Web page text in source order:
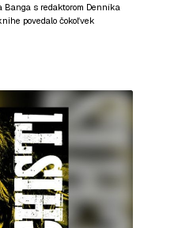
s redaktorom Denníka
povedalo čokoľvek